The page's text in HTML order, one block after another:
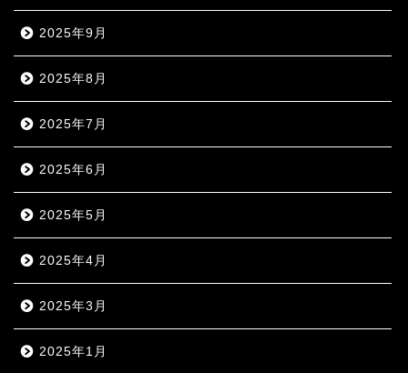
2025年9月
2025年8月
2025年7月
2025年6月
2025年5月
2025年4月
2025年3月
2025年1月